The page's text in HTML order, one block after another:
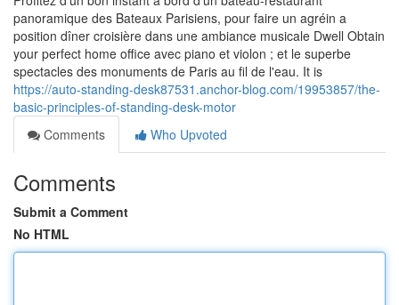
panoramique des Bateaux Parisiens, pour faire un agréin a
position dîner croisière dans une ambiance musicale Dwell Obtain
your perfect home office avec piano et violon ; et le superbe
spectacles des monuments de Paris au fil de l'eau. It is
https://auto-standing-desk87531.anchor-blog.com/19953857/the-
basic-principles-of-standing-desk-motor
Comments
Who Upvoted
Comments
Submit a Comment
No HTML